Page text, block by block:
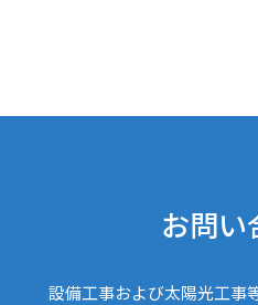
お問い
設備工事および太陽光工事